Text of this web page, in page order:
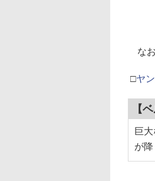
なお
□ヤ
【
巨
が